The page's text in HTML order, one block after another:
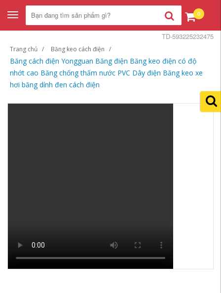
Toggle
navigation
0
Trang chủ Băng keo cách điện
Băng cách điện Yongguan Băng điện Băng keo điện có độ
nhớt cao Băng chống thấm nước PVC Dây điện Băng keo xe
hơi băng dính đen cách điện
TD-593225232475